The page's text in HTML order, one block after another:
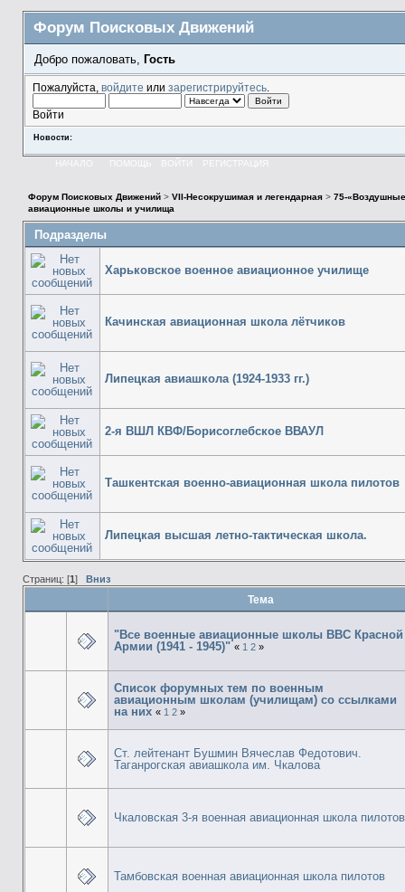
Форум Поисковых Движений
Добро пожаловать, Гость
Пожалуйста, войдите или зарегистрируйтесь.
Войти
Новости:
НАЧАЛО ПОМОЩЬ ВОЙТИ РЕГИСТРАЦИЯ
Форум Поисковых Движений> VII-Несокрушимая и легендарная> 75-
авиационные школы и училища
Подразделы
Харьковское военное авиационное училище
Качинская авиационная школа лётчиков
Липецкая авиашкола (1924-1933 гг.)
2-я ВШЛ КВФ/Борисоглебское ВВАУЛ
Ташкентская военно-авиационная школа пилотов
Липецкая высшая летно-тактическая школа.
Страниц: [1] Вниз
Тема
"Все военные авиационные школы ВВС Красной
Армии (1941 - 1945)" « 1 2»
Список форумных тем по военным
авиационным школам (училищам) со ссылками
на них « 1 2»
Ст. лейтенант Бушмин Вячеслав Федотович.
Таганрогская авиашкола им. Чкалова
Чкаловская 3-я военная авиационная школа пилотов
Тамбовская военная авиационная школа пилотов